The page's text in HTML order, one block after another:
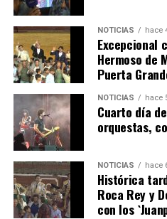
6º DÍA DE LAS FIESTAS
hace 3 días Huelvatv
NOTICIAS hace
Excepcional
Hermoso de
Puerta
NOTICIAS hace
Cuarto día
orquestas,
NOTICIAS hace
Histórica
Roca Rey y
con los